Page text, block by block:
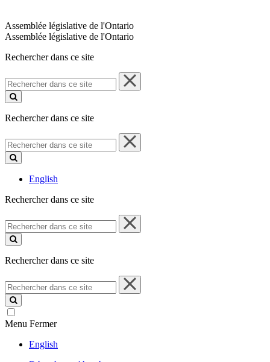
Assemblée législative de l'Ontario
Assemblée législative de l'Ontario
Rechercher dans ce site
Rechercher
dans
ce
Rechercher dans ce site
Rechercher
dans
ce
English
Rechercher dans ce site
Rechercher
dans
ce
Rechercher dans ce site
Rechercher
dans
ce
site
Menu Fermer
English